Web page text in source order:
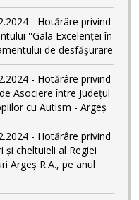
- Hotărâre privind
''Gala Excelenței în
de desfășurare
- Hotărâre privind
Asociere între Județul
cu Autism - Argeș
- Hotărâre privind
cheltuieli al Regiei
Argeș R.A., pe anul